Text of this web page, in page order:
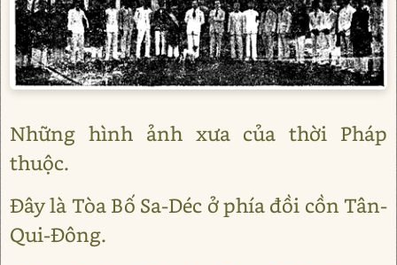
Những hình ảnh xưa của thời Pháp
thuộc.
Đây là Tòa Bố Sa-Déc ở phía đồi cồn Tân-
Qui-Đông.